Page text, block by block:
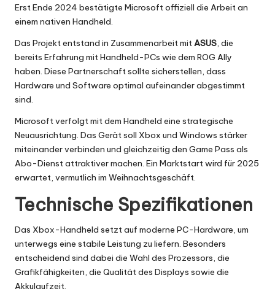
Erst Ende 2024 bestätigte Microsoft offiziell die Arbeit an
einem nativen Handheld.
Das Projekt entstand in Zusammenarbeit mitASUS, die
bereits Erfahrung mit Handheld-PCs wie dem ROG Ally
haben. Diese Partnerschaft sollte sicherstellen, dass
Hardware und Software optimal aufeinander abgestimmt
sind.
Microsoft verfolgt mit dem Handheld eine strategische
Neuausrichtung. Das Gerät soll Xbox und Windows stärker
miteinander verbinden und gleichzeitig den Game Pass als
Abo-Dienst attraktiver machen. Ein Marktstart wird für 2025
erwartet, vermutlich im Weihnachtsgeschäft.
Technische Spezifikationen
Das Xbox-Handheld setzt auf moderne PC-Hardware, um
unterwegs eine stabile Leistung zu liefern. Besonders
entscheidend sind dabei die Wahl des Prozessors, die
Grafikfähigkeiten, die Qualität des Displays sowie die
Akkulaufzeit.